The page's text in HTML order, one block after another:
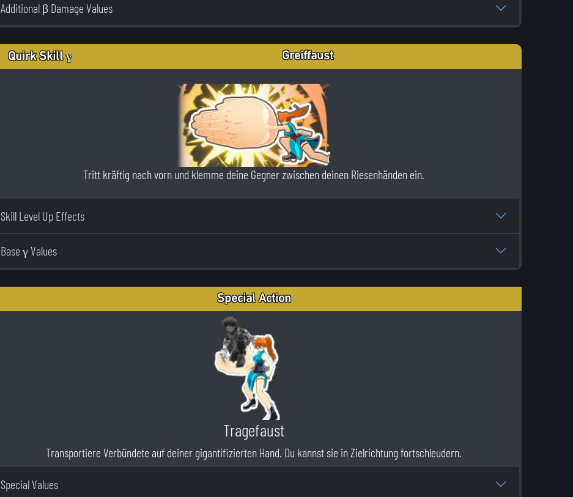
Additional β Damage Values
Quirk Skill γ Greiffaust
Tritt kräftig nach vorn und klemme deine Gegner zwischen deinen Riesenhänden ein.
Skill Level Up Effects
Base γ Values
Special Action
Tragefaust
Transportiere Verbündete auf deiner gigantifizierten Hand. Du kannst sie in Zielrichtung fortschleudern.
Special Values